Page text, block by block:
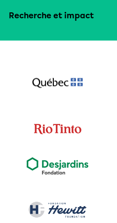
Recherche et impact